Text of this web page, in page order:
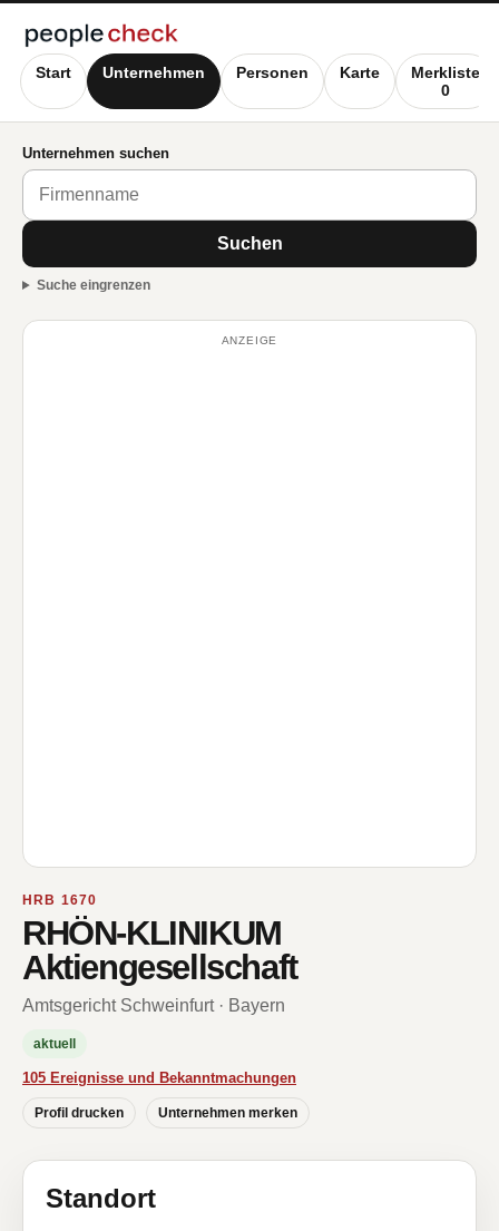
Start Unternehmen Personen Karte
Merkliste
0
Unternehmen suchen
Suchen
Suche eingrenzen
ANZEIGE
HRB 1670
RHÖN-KLINIKUM
Aktiengesellschaft
Amtsgericht Schweinfurt · Bayern
aktuell
105 Ereignisse und Bekanntmachungen
Profil drucken Unternehmen merken
Standort